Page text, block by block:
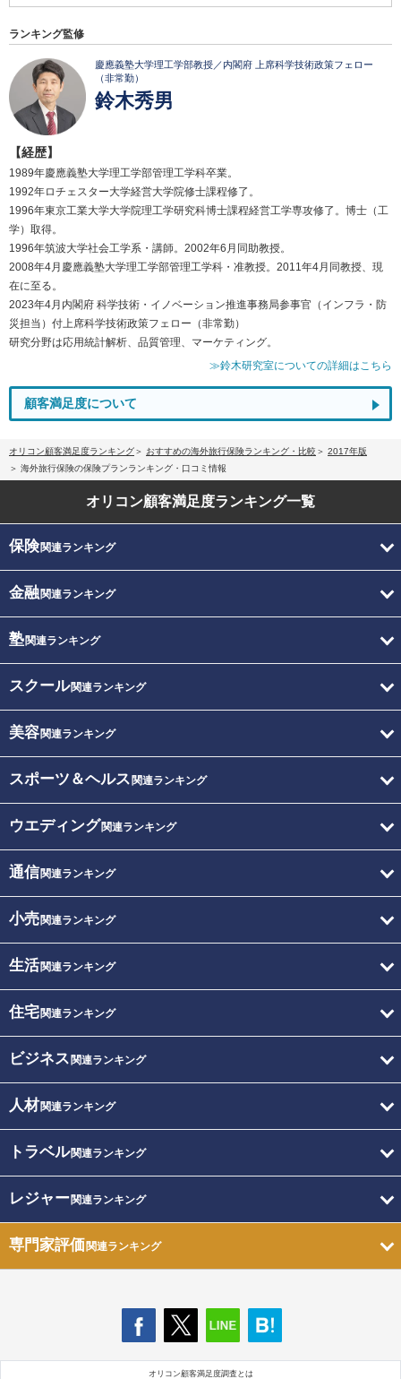
ランキング監修
慶應義塾大学理工学部教授／内閣府 上席科学技術政策フェロー
（非常勤）
鈴木秀男
【経歴】
1989年慶應義塾大学理工学部管理工学科卒業。
1992年ロチェスター大学経営大学院修士課程修了。
1996年東京工業大学大学院理工学研究科博士課程経営工学専攻修了。博士（工
学）取得。
1996年筑波大学社会工学系・講師。2002年6月同助教授。
2008年4月慶應義塾大学理工学部管理工学科・准教授。2011年4月同教授、現
在に至る。
2023年4月内閣府 科学技術・イノベーション推進事務局参事官（インフラ・防
災担当）付上席科学技術政策フェロー（非常勤）
研究分野は応用統計解析、品質管理、マーケティング。
≫鈴木研究室についての詳細はこちら
顧客満足度について
オリコン顧客満足度ランキング おすすめの海外旅行保険ランキング・比較
2017年版
海外旅行保険の保険プランランキング・口コミ情報
オリコン顧客満足度ランキング一覧
保険関連ランキング
金融関連ランキング
塾関連ランキング
スクール関連ランキング
美容関連ランキング
スポーツ＆ヘルス 関連ランキング
ウエディング関連ランキング
通信関連ランキング
小売関連ランキング
生活関連ランキング
住宅関連ランキング
ビジネス 関連ランキング
人材関連ランキング
トラベル関連ランキング
レジャー関連ランキング
専門家評価関連ランキング
オリコン顧客満足度調査とは